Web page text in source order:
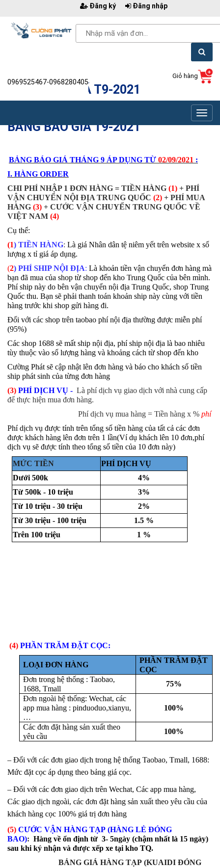
Đăng ký Đăng nhập
0969525467-0968280405
Giỏ hàng
BẢNG BÁO GIÁ T9-2021
BẢNG BÁO GIÁ T9-2021
BẢNG BÁO GIÁ THÁNG 9 ÁP DỤNG TỪ 02/09/2021 :
I. HÀNG ORDER
CHI PHÍ NHẬP 1 ĐƠN HÀNG = TIỀN HÀNG (1) + PHÍ
VẬN CHUYỂN NỘI ĐỊA TRUNG QUỐC (2) + PHÍ MUA
HÀNG (3) + CƯỚC VẬN CHUYỂN TRUNG QUỐC VỀ
VIỆT NAM (4)
Cụ thể:
(1) TIỀN HÀNG: Là giá Nhân dân tệ niêm yết trên website x số
lượng x tỉ giá áp dụng.
(2) PHÍ SHIP NỘI ĐỊA: Là khoản tiền vận chuyển đơn hàng mà
bạn đã mua của shop từ shop đến kho Trung Quốc của bên mình.
Phí ship này do bên vận chuyển nội địa Trung Quốc, shop Trung
Quốc thu. Bạn sẽ phải thanh toán khoản ship này cùng với tiền
hàng trước khi shop gửi hàng đi.
Đối với các shop trên taobao phí nội địa thường được miễn phí
(95%)
Các shop 1688 sẽ mất ship nội địa, phí ship nội địa là bao nhiêu
tùy thuộc vào số lượng hàng và khoảng cách từ shop đến kho
Cường Phát sẽ cập nhật lên đơn hàng và báo cho khách số tiền
ship phát sinh của từng đơn hàng
(3) PHÍ DỊCH VỤ - Là phí dịch vụ giao dịch với nhà cung cấp
để thực hiện mua đơn hàng.
Phí dịch vụ mua hàng = Tiền hàng x % phí
Phí dịch vụ được tính trên tổng số tiền hàng của tất cả các đơn
được khách hàng lên đơn trên 1 lần(Ví dụ khách lên 10 đơn,phí
dịch vụ sẽ được tính theo tổng số tiền của 10 đơn này)
MỨC TIỀN
PHÍ DỊCH VỤ
Dưới 500k
4%
Từ 500k - 10 triệu
3%
Từ 10 triệu - 30 triệu
2%
Từ 30 triệu - 100 triệu
1.5 %
Trên 100 triệu
1 %
(4) PHẦN TRĂM ĐẶT CỌC:
LOẠI ĐƠN HÀNG
PHẦN TRĂM ĐẶT
CỌC
Đơn trong hệ thống : Taobao,
1688, Tmall
75%
Đơn ngoài hệ thống: Wechat, các
app mua hàng : pinduoduo,xianyu,
…
100%
Các đơn đặt hàng sản xuất theo
yêu cầu
100%
– Đối với các đơn giao dịch trong hệ thống Taobao, Tmall, 1688:
Mức đặt cọc áp dụng theo bảng giá cọc.
– Đối với các đơn giao dịch trên Wechat, Các app mua hàng,
Các giao dịch ngoài, các đơn đặt hàng sản xuất theo yêu cầu của
khách hàng cọc 100% giá trị đơn hàng
(5) CƯỚC VẬN HÀNG TẠP (HÀNG LẺ ĐÓNG
BAO): Hàng về ổn định từ 3- 5ngày (chậm nhất là 15 ngày)
sau khi ký nhận và được xếp xe tại kho TQ.
BẢNG GIÁ HÀNG TẠP (KUAIDI ĐÓNG